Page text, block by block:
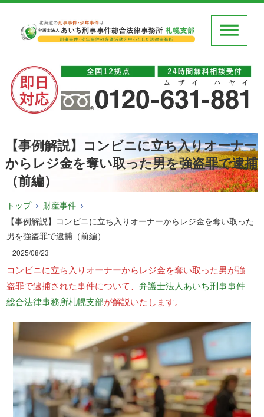
【事例解説】コンビニに立ち入りオーナー
からレジ金を奪い取った男を強盗罪で逮捕
（前編）
トップ
財産事件
【事例解説】コンビニに立ち入りオーナーからレジ金を奪い取った
男を強盗罪で逮捕（前編）
2025/08/23
コンビニに立ち入りオーナーからレジ金を奪い取った男が強
盗罪で逮捕された事件について、弁護士法人あいち刑事事件
総合法律事務所札幌支部が解説いたします。